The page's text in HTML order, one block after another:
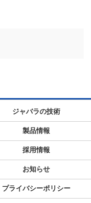
ジャバラの技術
製品情報
採用情報
お知らせ
プライバシーポリシー